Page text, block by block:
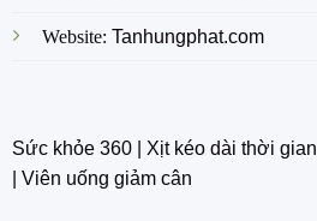
Website: Tanhungphat.com
Sức khỏe 360| Xịt kéo dài thời gian
Viên uống giảm cân